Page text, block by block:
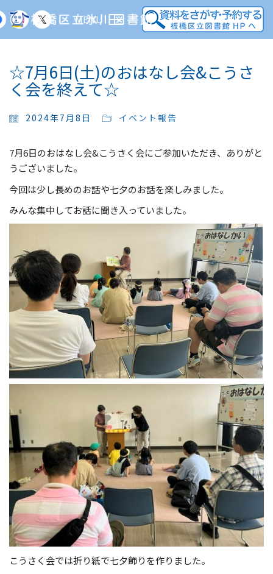
MENU
☆7月6日(土)のおはなし会&こうさ
く会を終えて☆
2024年7月8日 イベント報告
7月6日のおはなし会&こうさく会にご参加いただき、ありがと
うございました。
今回は少し長めのお話や七夕のお話を楽しみました。
みんな集中してお話に聞き入っていました。
こうさく会では折り紙で七夕飾りを作りました。